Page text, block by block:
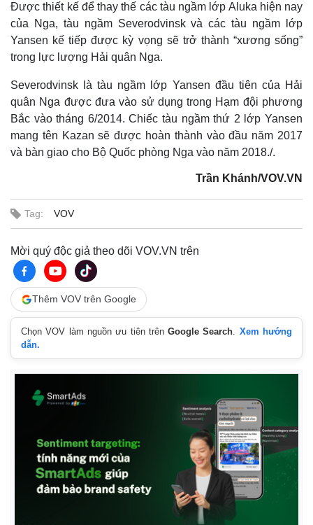
Thị trường
Được thiết kế để thay thế các tàu ngầm lớp Aluka hiện nay
của Nga, tàu ngầm Severodvinsk và các tàu ngầm lớp
Yansen kế tiếp được kỳ vọng sẽ trở thành “xương sống”
trong lực lượng Hải quân Nga.
Severodvinsk là tàu ngầm lớp Yansen đầu tiên của Hải
quân Nga được đưa vào sử dụng trong Hạm đội phương
Bắc vào tháng 6/2014. Chiếc tàu ngầm thứ 2 lớp Yansen
mang tên Kazan sẽ được hoàn thành vào đầu năm 2017
và bàn giao cho Bộ Quốc phòng Nga vào năm 2018./.
Trần Khánh/VOV.VN
Tag: VOV
Mời quý độc giả theo dõi VOV.VN trên
Thêm VOV trên Google
Chọn VOV làm nguồn ưu tiên trênGoogle Search. Xem hướng
dẫn.